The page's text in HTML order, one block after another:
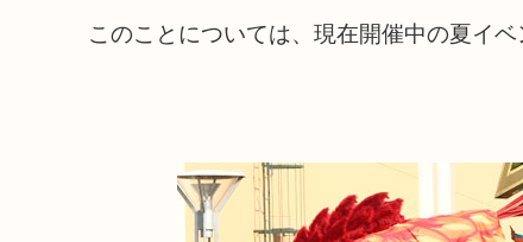
このことについては、現在開催中の夏イ